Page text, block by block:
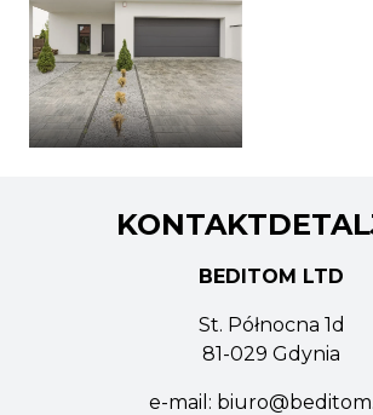
BEDITOM LTD
St. Północna 1d
81-029 Gdynia
e-mail: